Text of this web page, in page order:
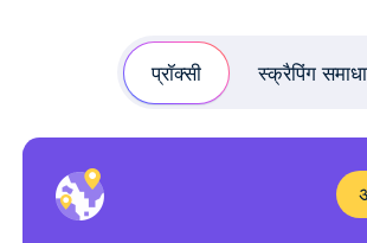
प्रॉक्सी स्क्रैपिंग